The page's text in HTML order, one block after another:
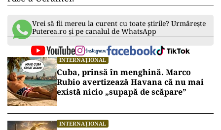
Vrei să fii mereu la curent cu toate știrile? Urmărește
Puterea.ro și pe canalul de WhatsApp
INTERNAȚIONAL
Cuba, prinsă în menghină. Marco
Rubio avertizează Havana că nu mai
există nicio „supapă de scăpare”
INTERNAȚIONAL